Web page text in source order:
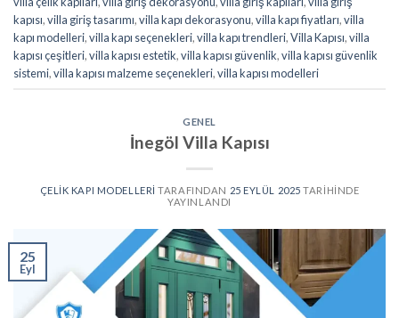
kapısı,villa giriş tasarımı,villa kapı dekorasyonu,villa kapı fiyatları,villa
kapı modelleri,villa kapı seçenekleri,villa kapı trendleri,Villa Kapısı,villa
kapısı çeşitleri,villa kapısı estetik,villa kapısı güvenlik,villa kapısı güvenlik
sistemi,villa kapısı malzeme seçenekleri,villa kapısı modelleri
GENEL
İnegöl Villa Kapısı
ÇELIK KAPI MODELLERI TARAFINDAN 25 EYLÜL 2025 TARIHINDE
YAYINLANDI
25
Eyl